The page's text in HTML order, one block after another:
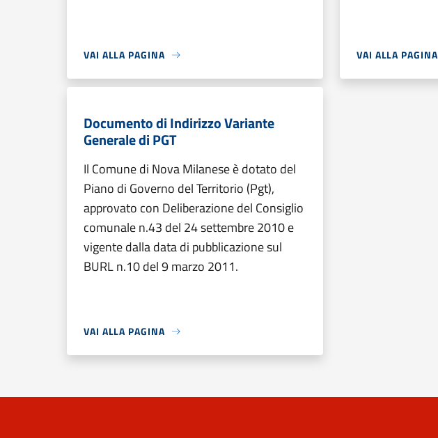
VAI ALLA PAGINA VAI ALLA PAGINA
Documento di Indirizzo Variante
Generale di PGT
Il Comune di Nova Milanese è dotato del
Piano di Governo del Territorio (Pgt),
approvato con Deliberazione del Consiglio
comunale n.43 del 24 settembre 2010 e
vigente dalla data di pubblicazione sul
BURL n.10 del 9 marzo 2011.
VAI ALLA PAGINA